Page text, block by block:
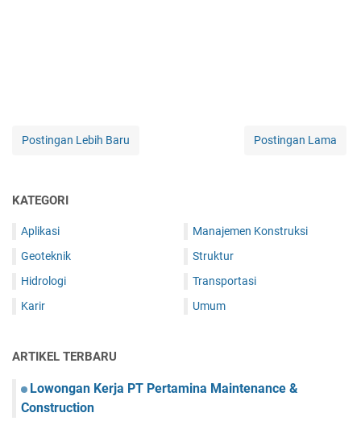
Postingan Lebih Baru Postingan Lama
KATEGORI
Aplikasi
Geoteknik
Hidrologi
Karir
Manajemen Konstruksi
Struktur
Transportasi
Umum
ARTIKEL TERBARU
Lowongan Kerja PT Pertamina Maintenance &
Construction